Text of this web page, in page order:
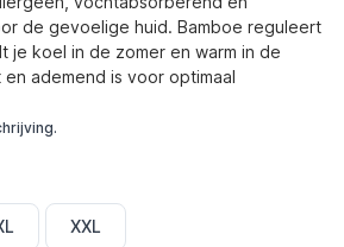
de gevoelige huid. Bamboe reguleert
je koel in de zomer en warm in de
ademend is voor optimaal
XXL